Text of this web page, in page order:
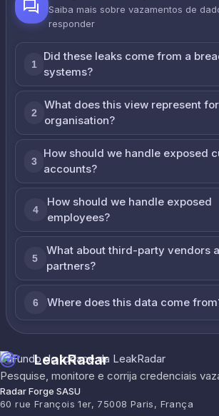
Saiba mais sobre vazamentos de
responder
1
Did these leaks come from a
systems?
2
What does this view represent
organisation?
3
How should we handle exposed
accounts?
4
How should we handle exposed
employees?
5
What about third-party vendors
partners?
6 Where does this data come
LeakRadar
Pesquise, monitore e corrija credenciais
Radar Forge SASU
60 rue François 1er, 75008 Paris, França